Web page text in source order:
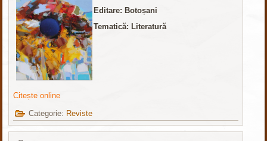
Editare: Botoșani
Tematică: Literatură
Citește online
Categorie: Reviste